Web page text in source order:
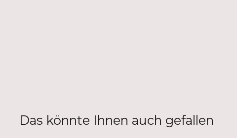
Das könnte Ihnen auch gefallen